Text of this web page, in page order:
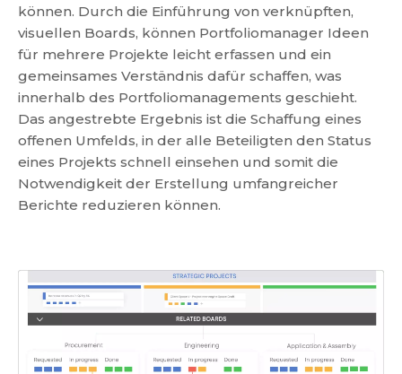
können. Durch die Einführung von verknüpften,
visuellen Boards, können Portfoliomanager Ideen
für mehrere Projekte leicht erfassen und ein
gemeinsames Verständnis dafür schaffen, was
innerhalb des Portfoliomanagements geschieht.
Das angestrebte Ergebnis ist die Schaffung eines
offenen Umfelds, in der alle Beteiligten den Status
eines Projekts schnell einsehen und somit die
Notwendigkeit der Erstellung umfangreicher
Berichte reduzieren können.